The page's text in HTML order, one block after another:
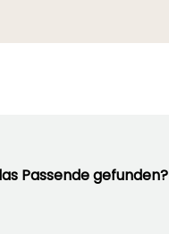
Passende gefunden?